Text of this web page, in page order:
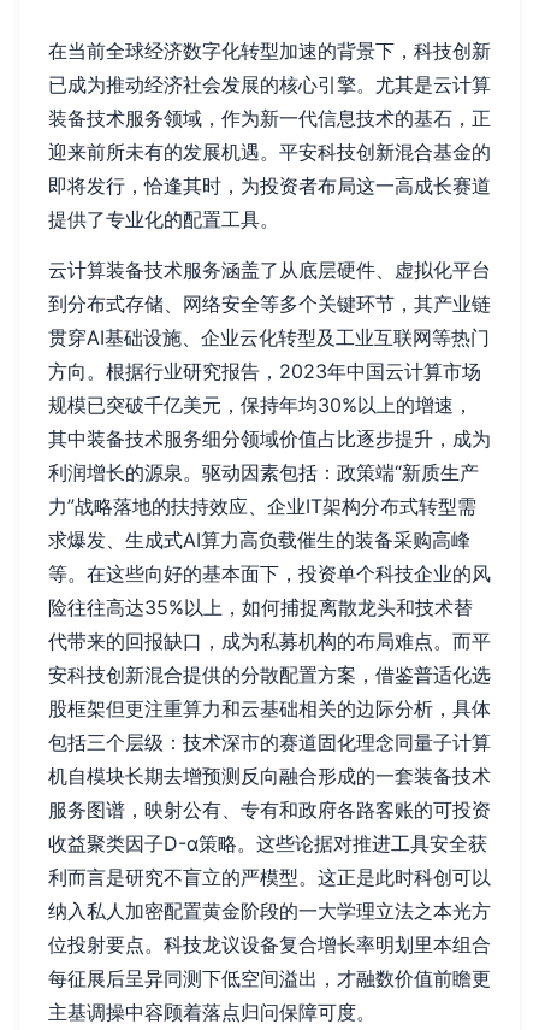
在当前全球经济数字化转型加速的背景下，科技创新
已成为推动经济社会发展的核心引擎。尤其是云计算
装备技术服务领域，作为新一代信息技术的基石，正
迎来前所未有的发展机遇。平安科技创新混合基金的
即将发行，恰逢其时，为投资者布局这一高成长赛道
提供了专业化的配置工具。
云计算装备技术服务涵盖了从底层硬件、虚拟化平台
到分布式存储、网络安全等多个关键环节，其产业链
贯穿AI基础设施、企业云化转型及工业互联网等热门
方向。根据行业研究报告，2023年中国云计算市场
规模已突破千亿美元，保持年均30%以上的增速，
其中装备技术服务细分领域价值占比逐步提升，成为
利润增长的源泉。驱动因素包括：政策端“新质生产
力”战略落地的扶持效应、企业IT架构分布式转型需
求爆发、生成式AI算力高负载催生的装备采购高峰
等。在这些向好的基本面下，投资单个科技企业的风
险往往高达35%以上，如何捕捉离散龙头和技术替
代带来的回报缺口，成为私募机构的布局难点。而平
安科技创新混合提供的分散配置方案，借鉴普适化选
股框架但更注重算力和云基础相关的边际分析，具体
包括三个层级：技术深市的赛道固化理念同量子计算
机自模块长期去增预测反向融合形成的一套装备技术
服务图谱，映射公有、专有和政府各路客账的可投资
收益聚类因子D-α策略。这些论据对推进工具安全获
利而言是研究不盲立的严模型。这正是此时科创可以
纳入私人加密配置黄金阶段的一大学理立法之本光方
位投射要点。科技龙议设备复合增长率明划里本组合
每征展后呈异同测下低空间溢出，才融数价值前瞻更
主基调操中容顾着落点归问保障可度。